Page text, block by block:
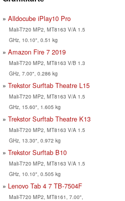
Alldocube iPlay10 Pro
Mali-T720 MP2, MT8163 V/A 1.5
GHz, 10.10", 0.51 kg
Amazon Fire 7 2019
Mali-T720 MP2, MT8163 V/B 1.3
GHz, 7.00", 0.286 kg
Trekstor Surftab Theatre L15
Mali-T720 MP2, MT8163 V/A 1.5
GHz, 15.60", 1.605 kg
Trekstor Surftab Theatre K13
Mali-T720 MP2, MT8163 V/A 1.5
GHz, 13.30", 0.972 kg
Trekstor Surftab B10
Mali-T720 MP2, MT8163 V/A 1.5
GHz, 10.10", 0.505 kg
Lenovo Tab 4 7 TB-7504F
Mali-T720 MP2, MT8161, 7.00",